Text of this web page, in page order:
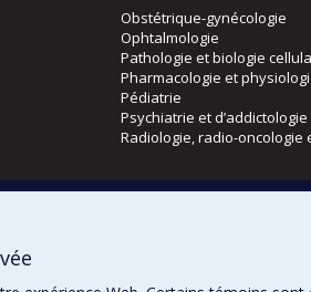
Obstétrique-gynécologie
Ophtalmologie
Pathologie et biologie
Pharmacologie et
Pédiatrie
Psychiatrie et d’addictologie
Radiologie, radio-oncologie